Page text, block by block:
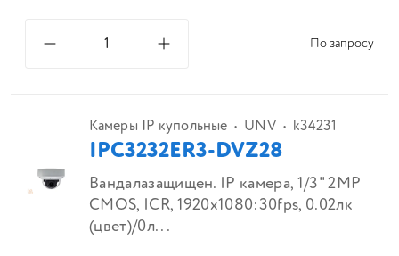
По запросу
Камеры IP купольные UNV k34231
IPC3232ER3-DVZ28
Вандалазащищен. IP камера, 1/3" 2MP
CMOS, ICR, 1920x1080:30fps, 0.02лк
(цвет)/0л...